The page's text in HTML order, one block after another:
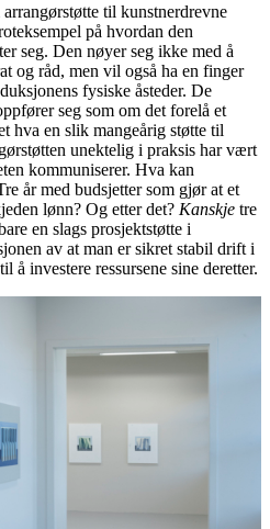
til kunstnerdrevne
på hvordan den
seg. Den nøyer seg ikke med å
og råd, men vil også ha en finger
fysiske åsteder. De
seg som om det forelå et
hva en slik mangeårig støtte til
unektelig i praksis har vært
kommuniserer. Hva kan
år med budsjetter som gjør at et
lønn? Og etter det? Kanskje tre
en slags prosjektstøtte i
av at man er sikret stabil drift i
å investere ressursene sine deretter.